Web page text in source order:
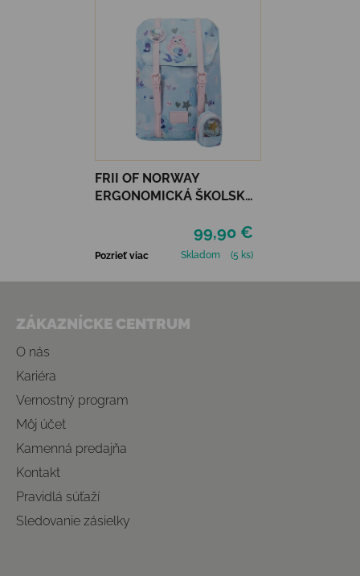
FRII OF NORWAY
ERGONOMICKÁ ŠKOLSKÁ
MERMAID LIGHT BLUE
99,90 €
Pozrieť viac Skladom (5 ks)
ZÁKAZNÍCKE CENTRUM
O nás
Kariéra
Vernostný program
Môj účet
Kamenná predajňa
Kontakt
Pravidlá súťaží
Sledovanie zásielky